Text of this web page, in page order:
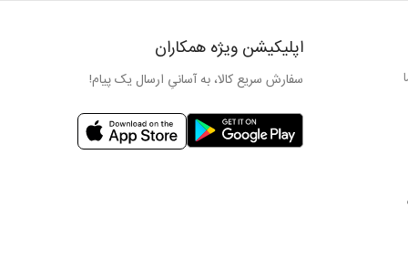
اپلیکیشن ویژه همکاران
سفارش سریع کالا، به آسانیِ ارسال یک پیام!